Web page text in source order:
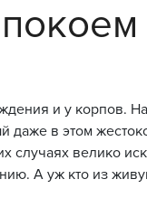
и у корпов.
даже в этом
случаях велико
А уж кто из